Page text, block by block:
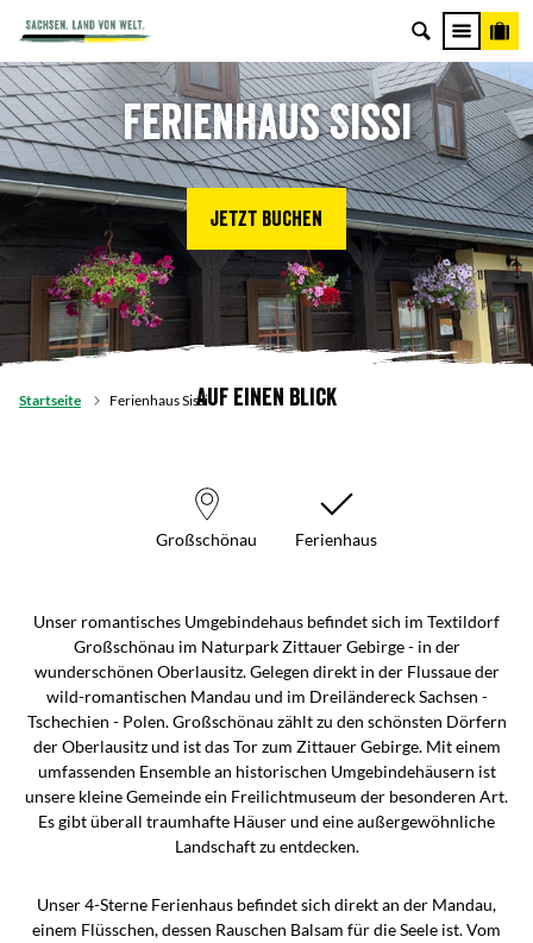
Ferienhaus Sissi
Jetzt buchen
Startseite Ferienhaus SissiAuf einen Blick
Großschönau Ferienhaus
Unser romantisches Umgebindehaus befindet sich im Textildorf
Großschönau im Naturpark Zittauer Gebirge - in der
wunderschönen Oberlausitz. Gelegen direkt in der Flussaue der
wild-romantischen Mandau und im Dreiländereck Sachsen -
Tschechien - Polen. Großschönau zählt zu den schönsten Dörfern
der Oberlausitz und ist das Tor zum Zittauer Gebirge. Mit einem
umfassenden Ensemble an historischen Umgebindehäusern ist
unsere kleine Gemeinde ein Freilichtmuseum der besonderen Art.
Es gibt überall traumhafte Häuser und eine außergewöhnliche
Landschaft zu entdecken.
Unser 4-Sterne Ferienhaus befindet sich direkt an der Mandau,
einem Flüsschen, dessen Rauschen Balsam für die Seele ist. Vom